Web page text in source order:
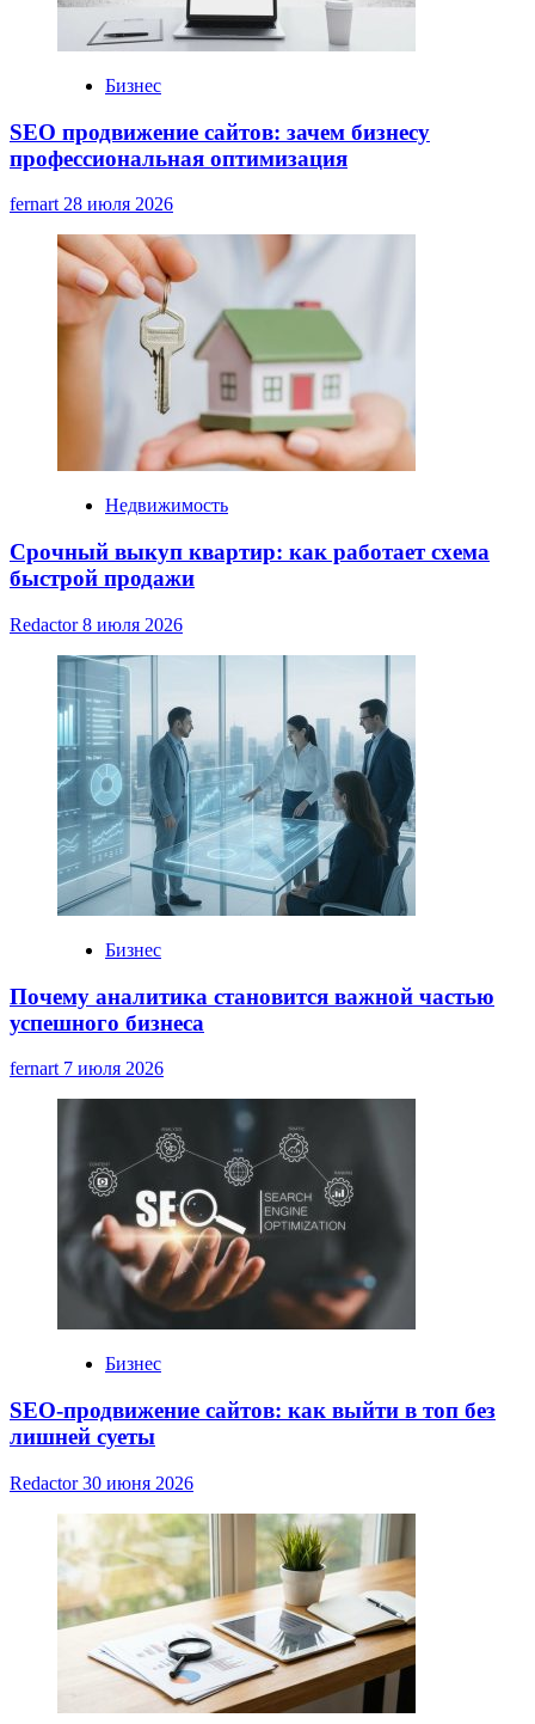
Бизнес
SEO продвижение сайтов: зачем бизнесу
профессиональная оптимизация
fernart28 июля 2026
Недвижимость
Срочный выкуп квартир: как работает схема
быстрой продажи
Redactor8 июля 2026
Бизнес
Почему аналитика становится важной частью
успешного бизнеса
fernart 7 июля 2026
Бизнес
SEO-продвижение сайтов: как выйти в топ без
лишней суеты
Redactor30 июня 2026